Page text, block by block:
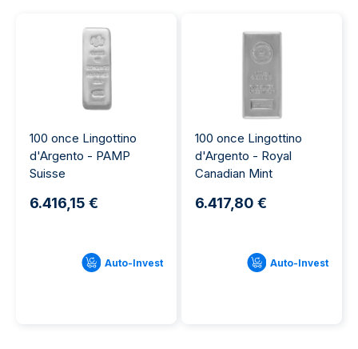
100 once Lingottino
d'Argento - PAMP
Suisse
6.416,15 €
Auto-Invest
100 once Lingottino
d'Argento - Royal
Canadian Mint
6.417,80 €
Auto-Invest